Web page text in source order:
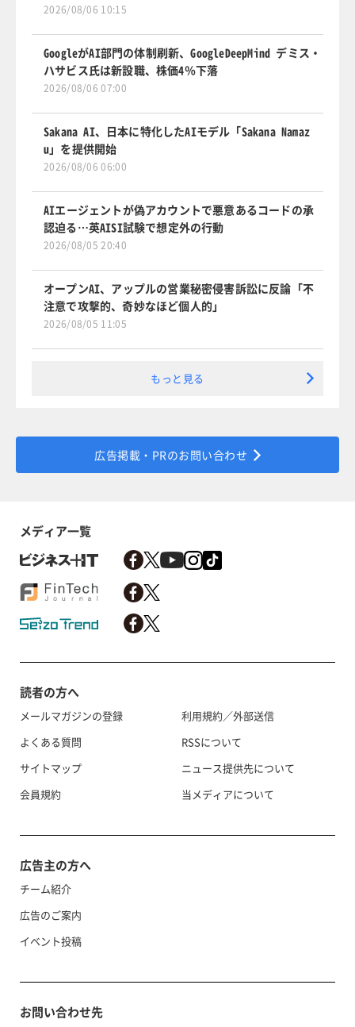
2026/08/06 10:15
GoogleがAI部門の体制刷新、GoogleDeepMind デミス・
ハサビス氏は新設職、株価4％下落
2026/08/06 07:00
Sakana AI、日本に特化したAIモデル「Sakana Namaz
u」を提供開始
2026/08/06 06:00
AIエージェントが偽アカウントで悪意あるコードの承
認迫る…英AISI試験で想定外の行動
2026/08/05 20:40
オープンAI、アップルの営業秘密侵害訴訟に反論「不
注意で攻撃的、奇妙なほど個人的」
2026/08/05 11:05
もっと見る
広告掲載・PRのお問い合わせ
メディア一覧
読者の方へ
メールマガジンの登録
よくある質問
サイトマップ
会員規約
利用規約／外部送信
RSSについて
ニュース提供先について
当メディアについて
広告主の方へ
チーム紹介
広告のご案内
イベント投稿
お問い合わせ先